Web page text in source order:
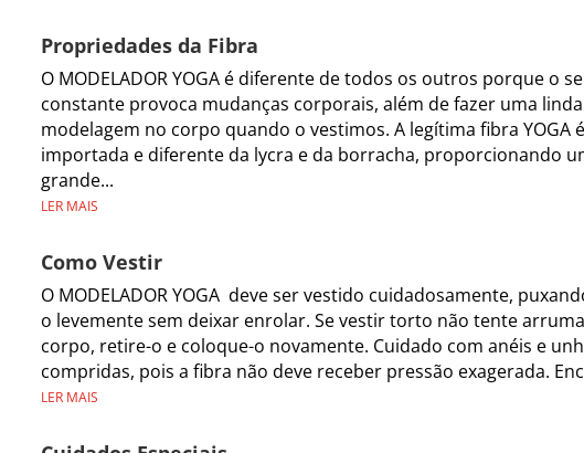
Propriedades da Fibra
O MODELADOR YOGA é diferente de todos os outros porque o
constante provoca mudanças corporais, além de fazer uma linda
modelagem no corpo quando o vestimos. A legítima fibra YOGA é
importada e diferente da lycra e da borracha, proporcionando
grande...
LER MAIS
Como Vestir
O MODELADOR YOGA deve ser vestido cuidadosamente,
o levemente sem deixar enrolar. Se vestir torto não tente
corpo, retire-o e coloque-o novamente. Cuidado com anéis e
compridas, pois a fibra não deve receber pressão exagerada.
LER MAIS